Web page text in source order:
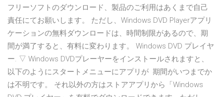
フリーソフトのダウンロード、製品のご利用はあくまで自己
責任にてお願いします。 ただし、Windows DVD Playerアプリ
ケーションの無料ダウンロードは、時間制限があるので、期
間が満了すると、有料に変わります。 Windows DVD プレイヤ
ー. ▽ Windows DVDプレーヤーをインストールされますと、
以下のようにスタートメニューにアプリが 期間がいつまでか
は不明です。 それ以外の方はストアアプリから「Windows